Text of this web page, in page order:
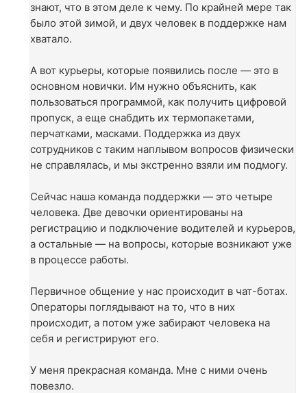
знают, что в этом деле к чему. По крайней мере так
было этой зимой, и двух человек в поддержке нам
хватало.
А вот курьеры, которые появились после — это в
основном новички. Им нужно объяснить, как
пользоваться программой, как получить цифровой
пропуск, а еще снабдить их термопакетами,
перчатками, масками. Поддержка из двух
сотрудников с таким наплывом вопросов физически
не справлялась, и мы экстренно взяли им подмогу.
Сейчас наша команда поддержки — это четыре
человека. Две девочки ориентированы на
регистрацию и подключение водителей и курьеров,
а остальные — на вопросы, которые возникают уже
в процессе работы.
Первичное общение у нас происходит в чат-ботах.
Операторы поглядывают на то, что в них
происходит, а потом уже забирают человека на
себя и регистрируют его.
У меня прекрасная команда. Мне с ними очень
повезло.